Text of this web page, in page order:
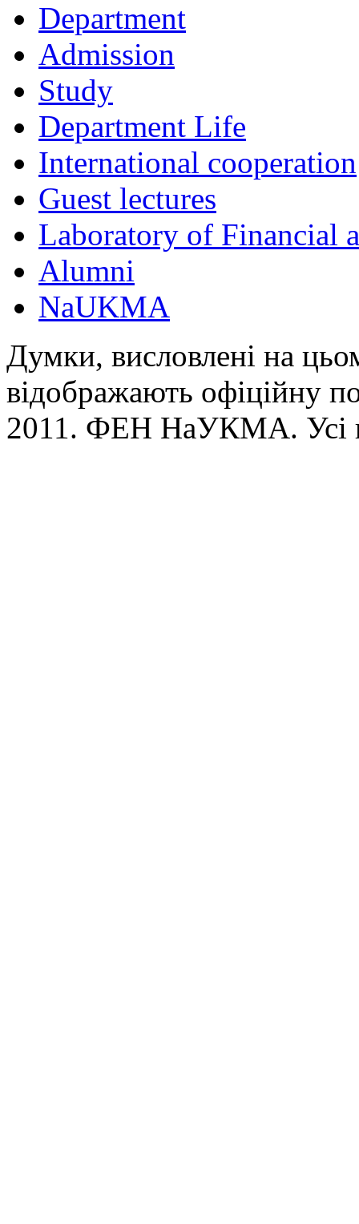
Department
Admission
Study
Department Life
International cooperation
Guest lectures
Laboratory of Financial
Alumni
NaUKMA
Думки, висловлені на
відображають офіційну
2011. ФЕН НаУКМА. Усі